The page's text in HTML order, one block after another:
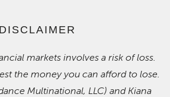
DISCLAIMER
markets involves a risk of loss.
the money you can afford to lose.
Multinational, LLC) and Kiana